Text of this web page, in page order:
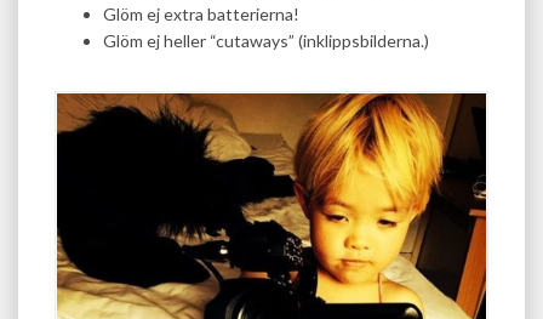
Glöm ej extra batterierna!
Glöm ej heller “cutaways” (inklippsbilderna.)